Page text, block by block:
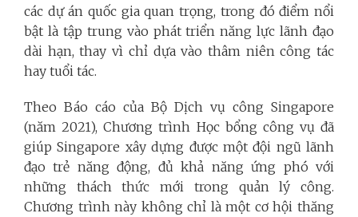
các dự án quốc gia quan trọng, trong đó điểm nổi
bật là tập trung vào phát triển năng lực lãnh đạo
dài hạn, thay vì chỉ dựa vào thâm niên công tác
hay tuổi tác.
Theo Báo cáo của Bộ Dịch vụ công Singapore
(năm 2021), Chương trình Học bổng công vụ đã
giúp Singapore xây dựng được một đội ngũ lãnh
đạo trẻ năng động, đủ khả năng ứng phó với
những thách thức mới trong quản lý công.
Chương trình này không chỉ là một cơ hội thăng